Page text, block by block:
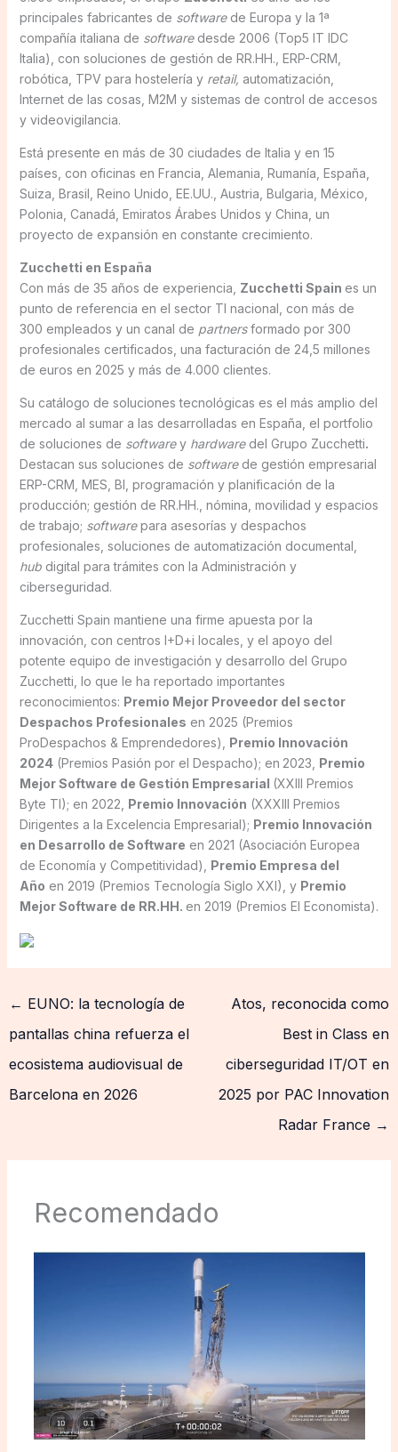
principales fabricantes de softwarede Europa y la 1ª
compañía italiana de software desde 2006 (Top5 IT IDC
Italia), con soluciones de gestión de RR.HH., ERP-CRM,
robótica, TPV para hostelería yretail, automatización,
Internet de las cosas, M2M y sistemas de control de accesos
y videovigilancia.
Está presente en más de 30 ciudades de Italia y en 15
países, con oficinas en Francia, Alemania, Rumanía, España,
Suiza, Brasil, Reino Unido, EE.UU., Austria, Bulgaria, México,
Polonia, Canadá, Emiratos Árabes Unidos y China, un
proyecto de expansión en constante crecimiento.
Zucchetti en España
Con más de 35 años de experiencia, Zucchetti Spain es un
punto de referencia en el sector TI nacional, con más de
300 empleados y un canal de partnersformado por 300
profesionales certificados, una facturación de 24,5 millones
de euros en 2025 y más de 4.000 clientes.
Su catálogo de soluciones tecnológicas es el más amplio del
mercado al sumar a las desarrolladas en España, el portfolio
de soluciones de softwarey hardwaredel Grupo Zucchetti.
Destacan sus soluciones de software de gestión empresarial
ERP-CRM, MES, BI, programación y planificación de la
producción; gestión de RR.HH., nómina, movilidad y espacios
de trabajo; softwarepara asesorías y despachos
profesionales, soluciones de automatización documental,
hubdigital para trámites con la Administración y
ciberseguridad.
Zucchetti Spain mantiene una firme apuesta por la
innovación, con centros I+D+i locales, y el apoyo del
potente equipo de investigación y desarrollo del Grupo
Zucchetti, lo que le ha reportado importantes
reconocimientos: Premio Mejor Proveedor del sector
Despachos Profesionales en 2025 (Premios
ProDespachos & Emprendedores), Premio Innovación
2024(Premios Pasión por el Despacho); en 2023, Premio
Mejor Software de Gestión Empresarial (XXIII Premios
Byte TI); en 2022, Premio Innovación (XXXIII Premios
Dirigentes a la Excelencia Empresarial); Premio Innovación
en Desarrollo de Software en 2021 (Asociación Europea
de Economía y Competitividad), Premio Empresa del
Año en 2019 (Premios Tecnología Siglo XXI), y Premio
Mejor Software de RR.HH. en 2019 (Premios El Economista).
← EUNO: la tecnología de
pantallas china refuerza el
ecosistema audiovisual de
Barcelona en 2026
Atos, reconocida como
Best in Class en
ciberseguridad IT/OT en
2025 por PAC Innovation
Radar France →
Recomendado